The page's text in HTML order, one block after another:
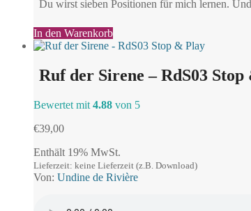
Du wirst sieben Positionen für mich lernen.
In den Warenkorb
Ruf der Sirene – RdS03
Bewertet mit 4.88 von 5
€39,00
Enthält 19% MwSt.
Lieferzeit: keine Lieferzeit (z.B. Download)
Von: Undine de Rivière